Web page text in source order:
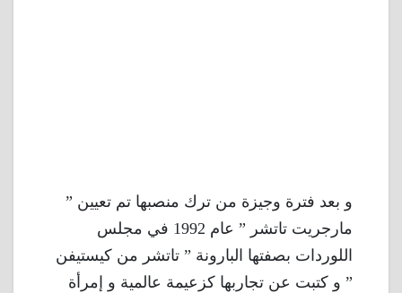
و بعد فترة وجيزة من ترك منصبها تم تعيين ”
مارجريت تاتشر ” عام 1992 في مجلس
اللوردات بصفتها البارونة ” تاتشر من كيستيفن
” و كتبت عن تجاربها كزعيمة عالمية و إمرأة